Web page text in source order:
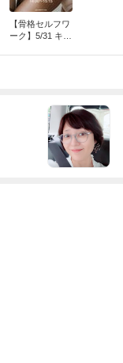
【骨格セルフワ
ーク】5/31 キャ